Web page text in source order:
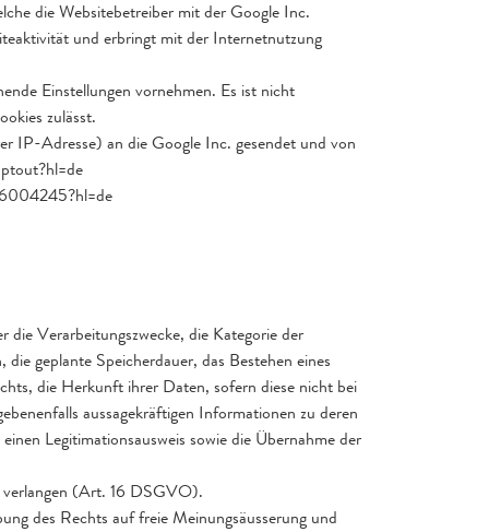
die Websitebetreiber mit der Google Inc.
und erbringt mit der Internetnutzung
Einstellungen vornehmen. Es ist nicht
zulässt.
IP-Adresse) an die Google Inc. gesendet und von
Verarbeitungszwecke, die Kategorie der
geplante Speicherdauer, das Bestehen eines
die Herkunft ihrer Daten, sofern diese nicht bei
aussagekräftigen Informationen zu deren
Legitimationsausweis sowie die Übernahme der
verlangen (Art. 16 DSGVO).
des Rechts auf freie Meinungsäusserung und